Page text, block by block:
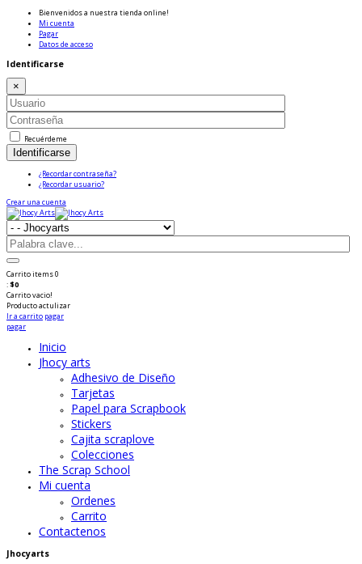
Bienvenidos a nuestra tienda online!
Mi cuenta
Pagar
Datos de acceso
Identificarse
×
Recuérdeme
Identificarse
¿Recordar contraseña?
¿Recordar usuario?
Crear una cuenta
Carritoitems0
:$0
Carrito vacio!
Productoactulizar
Ir a carrito pagar
pagar
Inicio
Jhocy arts
Adhesivo de Diseño
Tarjetas
Papel para Scrapbook
Stickers
Cajita scraplove
Colecciones
The Scrap School
Mi cuenta
Ordenes
Carrito
Contactenos
Jhocyarts